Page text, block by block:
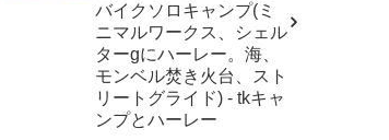
バイクソロキャンプ(ミ
ニマルワークス、シェル
ターgにハーレー。海、
モンベル焚き火台、スト
リートグライド) - tkキャ
ンプとハーレー